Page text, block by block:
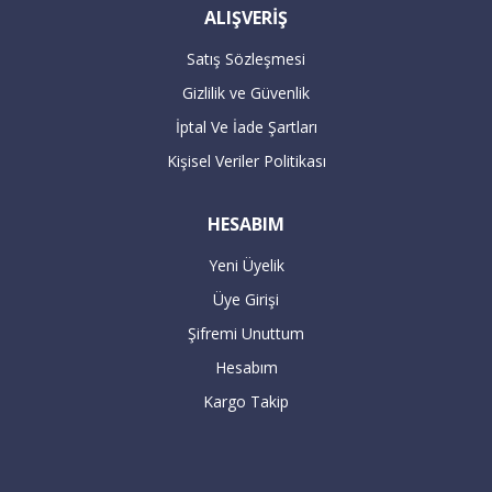
siparişleriniz takip eden bir sonraki gün
kargolanmaktadır.
Havale / EFT ile yapacağınız alışverişlerde,
sipariş tutarının hesaplarımıza
geçmesiyle teslimat süresi başlar. 7 iş
günü içerisinde hesaba geçmeyen havale
siparişleriniz geçersiz sayılır.
ALIŞVERİŞ
Satış Sözleşmesi
Gizlilik ve Güvenlik
İptal Ve İade Şartları
Kişisel Veriler Politikası
HESABIM
Yeni Üyelik
Üye Girişi
Şifremi Unuttum
Hesabım
Kargo Takip